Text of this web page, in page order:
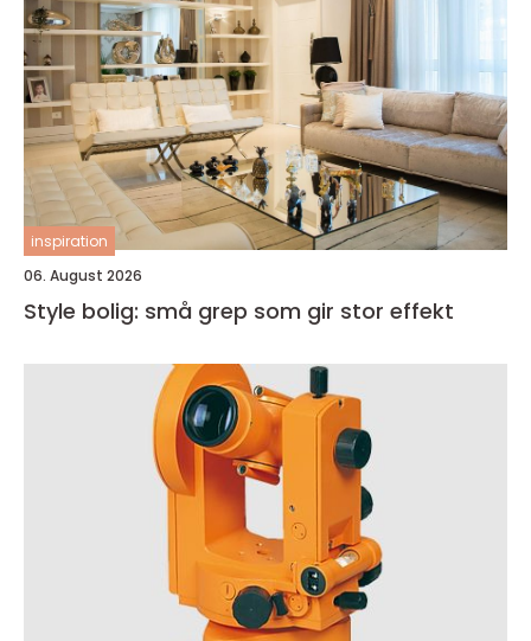
inspiration
06. August 2026
Style bolig: små grep som gir stor effekt